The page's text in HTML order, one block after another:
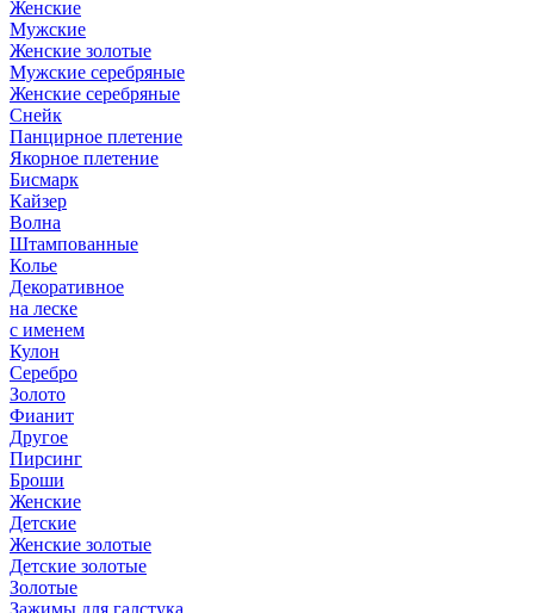
Женские
Мужские
Женские золотые
Мужские серебряные
Женские серебряные
Снейк
Панцирное плетение
Якорное плетение
Бисмарк
Кайзер
Волна
Штампованные
Колье
Декоративное
на леске
с именем
Кулон
Серебро
Золото
Фианит
Другое
Пирсинг
Броши
Женские
Детские
Женские золотые
Детские золотые
Золотые
Зажимы для галстука